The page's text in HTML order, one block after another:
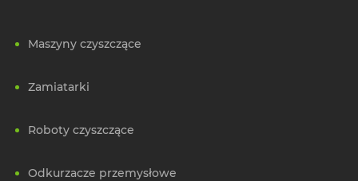
Maszyny czyszczące
Zamiatarki
Roboty czyszczące
Odkurzacze przemysłowe